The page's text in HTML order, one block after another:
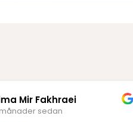
Mir Fakhraei
sedan